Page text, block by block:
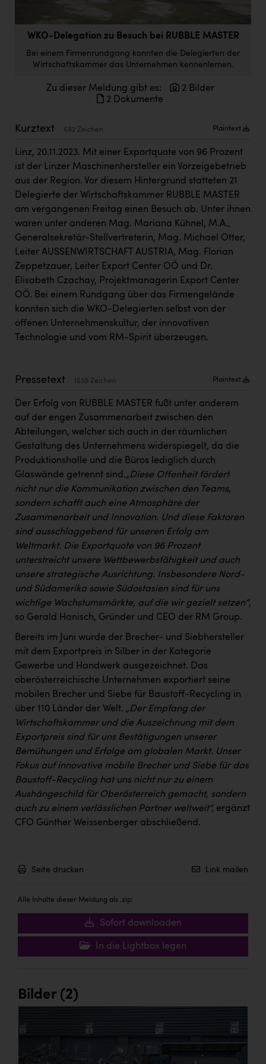
ERLUS AG
everfield
Immotech
INTERSPAR
INTERSPORT Austria
Jane Goodall Institute Austria
Kärcher
Karin Liedl
KEBA
KIWI Kinderwunsch Institut Dr. Loimer
Kleider Bauer
Kremsmüller Anlagenbau GmbH
Maximarkt
Oldtimer Raststationen und Motorhotels
Österreichischer Kachelofenverband
Orlen
Passage Linz
PEZ
PÜSPÖK
RE/MAX Welcome
RUBBLE MASTER
Ruderclub Wels
SCRI - Salzburg Cancer Research Institute
SCHMACHTL GmbH
Schwingshandl - automation technology gmbh
Seher + Partner
Smurfit Westrock Nettingsdorf
TGW Logistics
VERITAS
Wir besiegen Krebs
Wirtschaftskammer OÖ
ZULuft - Zukunft Luft Austria
Österreichisches Hebammengremium
WKO-Delegation zu Besuch bei RUBBLE MASTER
Bei einem Firmenrundgang konnten die Delegierten der
Wirtschaftskammer das Unternehmen kennenlernen.
Zu dieser Meldung gibt es:
2 Bilder
2 Dokumente
Kurztext 682 Zeichen Plaintext
Linz, 20.11.2023. Mit einer Exportquote von 96 Prozent
ist der Linzer Maschinenhersteller ein Vorzeigebetrieb
aus der Region. Vor diesem Hintergrund statteten 21
Delegierte der Wirtschaftskammer RUBBLE MASTER
am vergangenen Freitag einen Besuch ab. Unter ihnen
waren unter anderen Mag. Mariana Kühnel, M.A.,
Generalsekretär-Stellvertreterin, Mag. Michael Otter,
Leiter AUSSENWIRTSCHAFT AUSTRIA, Mag. Florian
Zeppetzauer, Leiter Export Center OÖ und Dr.
Elisabeth Czachay, Projektmanagerin Export Center
OÖ. Bei einem Rundgang über das Firmengelände
konnten sich die WKO-Delegierten selbst von der
offenen Unternehmenskultur, der innovativen
Technologie und vom RM-Spirit überzeugen.
Pressetext 1538 Zeichen Plaintext
Der Erfolg von RUBBLE MASTER fußt unter anderem
auf der engen Zusammenarbeit zwischen den
Abteilungen, welcher sich auch in der räumlichen
Gestaltung des Unternehmens widerspiegelt, da die
Produktionshalle und die Büros lediglich durch
Glaswände getrennt sind.„Diese Offenheit fördert
nicht nur die Kommunikation zwischen den Teams,
sondern schafft auch eine Atmosphäre der
Zusammenarbeit und Innovation. Und diese Faktoren
sind ausschlaggebend für unseren Erfolg am
Weltmarkt. Die Exportquote von 96 Prozent
unterstreicht unsere Wettbewerbsfähigkeit und auch
unsere strategische Ausrichtung. Insbesondere Nord-
und Südamerika sowie Südostasien sind für uns
wichtige Wachstumsmärkte, auf die wir gezielt setzen“,
so Gerald Hanisch, Gründer und CEO der RM Group.
Bereits im Juni wurde der Brecher- und Siebhersteller
mit dem Exportpreis in Silber in der Kategorie
Gewerbe und Handwerk ausgezeichnet. Das
oberösterreichische Unternehmen exportiert seine
mobilen Brecher und Siebe für Baustoff-Recycling in
über 110 Länder der Welt. „Der Empfang der
Wirtschaftskammer und die Auszeichnung mit dem
Exportpreis sind für uns Bestätigungen unserer
Bemühungen und Erfolge am globalen Markt. Unser
Fokus auf innovative mobile Brecher und Siebe für das
Baustoff-Recycling hat uns nicht nur zu einem
Aushängeschild für Oberösterreich gemacht, sondern
auch zu einem verlässlichen Partner weltweit“, ergänzt
CFO Günther Weissenberger abschließend.
Seite drucken Link mailen
Alle Inhalte dieser Meldung als .zip:
Sofort downloaden
In die Lightbox legen
Bilder (2)